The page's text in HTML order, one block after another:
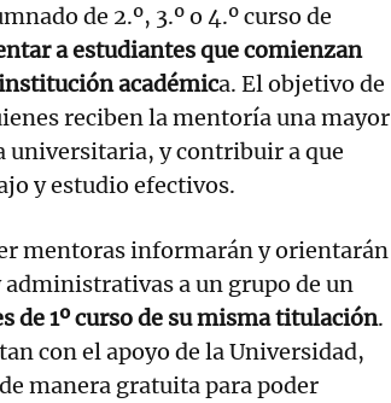
de 2.º, 3.º o 4.º curso de
a estudiantes que comienzan
académica. El objetivo de
reciben la mentoría una mayor
universitaria, y contribuir a que
y estudio efectivos.
mentoras informarán y orientarán
administrativas a un grupo de un
de 1º curso de su misma titulación.
con el apoyo de la Universidad,
manera gratuita para poder